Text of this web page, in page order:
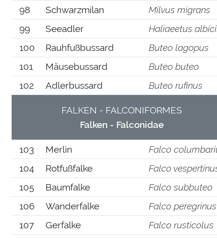
98
Schwarzmilan
Milvus migrans
99
Seeadler
Haliaeetus
100
Rauhfußbussard
Buteo lagopus
101
Mäusebussard
Buteo buteo
102
Adlerbussard Buteo rufinus
FALKEN - FALCONIFORMES
Falken - Falconidae
103 Merlin
Falco
104
Rotfußfalke
Falco
105
Baumfalke
Falco subbuteo
106
Wanderfalke
Falco peregrinus
107
Gerfalke
Falco rusticolus